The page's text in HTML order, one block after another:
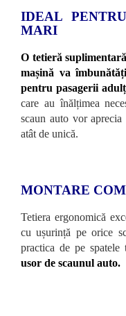
IDEAL
MARI
O tetieră
mașină va
pentru pasagerii
care au înălțimea
scaun auto vor
atât de unică.
MONTARE
Tetiera ergonomică
cu ușurință pe orice
practica de pe spatele
usor de scaunul auto.